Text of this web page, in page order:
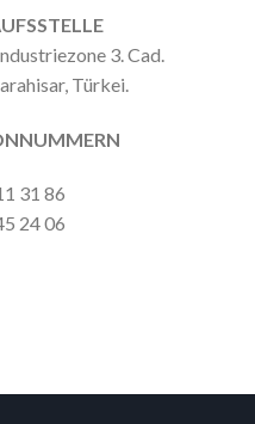
3. Cad.
Türkei.
31 86
24 06